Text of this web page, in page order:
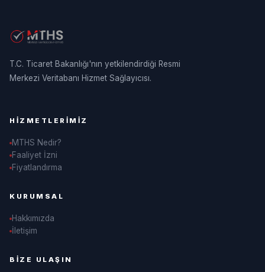
T.C. Ticaret Bakanlığı'nın yetkilendirdiği Resmi
Merkezi Veritabanı Hizmet Sağlayıcısı.
HIZMETLERIMIZ
MTHS Nedir?
Faaliyet İzni
Fiyatlandırma
KURUMSAL
Hakkımızda
İletişim
BIZE ULAŞIN